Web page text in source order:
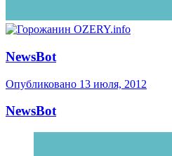
NewsBot
Опубликовано 13 июля, 2012
NewsBot